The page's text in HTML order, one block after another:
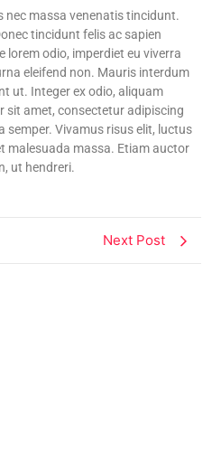
nec massa venenatis tincidunt.
tincidunt felis ac sapien
odio, imperdiet eu viverra
eleifend non. Mauris interdum
ut. Integer ex odio, aliquam
sit amet, consectetur adipiscing
Vivamus risus elit, luctus
malesuada massa. Etiam auctor
ut hendreri.
Next Post